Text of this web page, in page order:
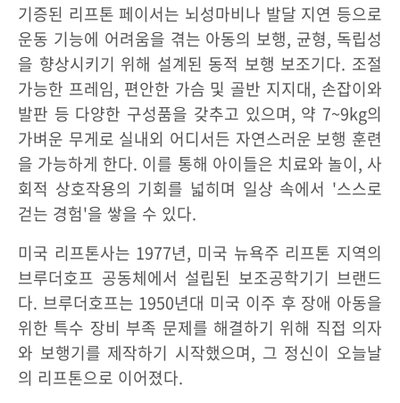
기증된 리프톤 페이서는 뇌성마비나 발달 지연 등으로
운동 기능에 어려움을 겪는 아동의 보행, 균형, 독립성
을 향상시키기 위해 설계된 동적 보행 보조기다. 조절
가능한 프레임, 편안한 가슴 및 골반 지지대, 손잡이와
발판 등 다양한 구성품을 갖추고 있으며, 약 7~9kg의
가벼운 무게로 실내외 어디서든 자연스러운 보행 훈련
을 가능하게 한다. 이를 통해 아이들은 치료와 놀이, 사
회적 상호작용의 기회를 넓히며 일상 속에서 '스스로
걷는 경험'을 쌓을 수 있다.
미국 리프톤사는 1977년, 미국 뉴욕주 리프톤 지역의
브루더호프 공동체에서 설립된 보조공학기기 브랜드
다. 브루더호프는 1950년대 미국 이주 후 장애 아동을
위한 특수 장비 부족 문제를 해결하기 위해 직접 의자
와 보행기를 제작하기 시작했으며, 그 정신이 오늘날
의 리프톤으로 이어졌다.